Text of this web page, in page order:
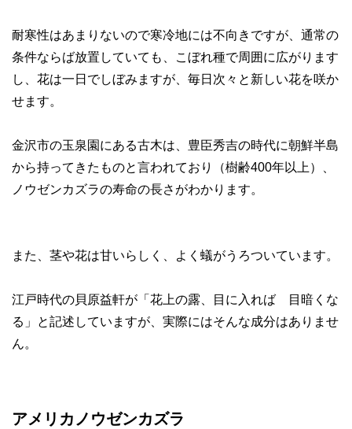
耐寒性はあまりないので寒冷地には不向きですが、通常の
条件ならば放置していても、こぼれ種で周囲に広がります
し、花は一日でしぼみますが、毎日次々と新しい花を咲か
せます。
金沢市の玉泉園にある古木は、豊臣秀吉の時代に朝鮮半島
から持ってきたものと言われており（樹齢400年以上）、
ノウゼンカズラの寿命の長さがわかります。
また、茎や花は甘いらしく、よく蟻がうろついています。
江戸時代の貝原益軒が「花上の露、目に入れば 目暗くな
る」と記述していますが、実際にはそんな成分はありませ
ん。
アメリカノウゼンカズラ